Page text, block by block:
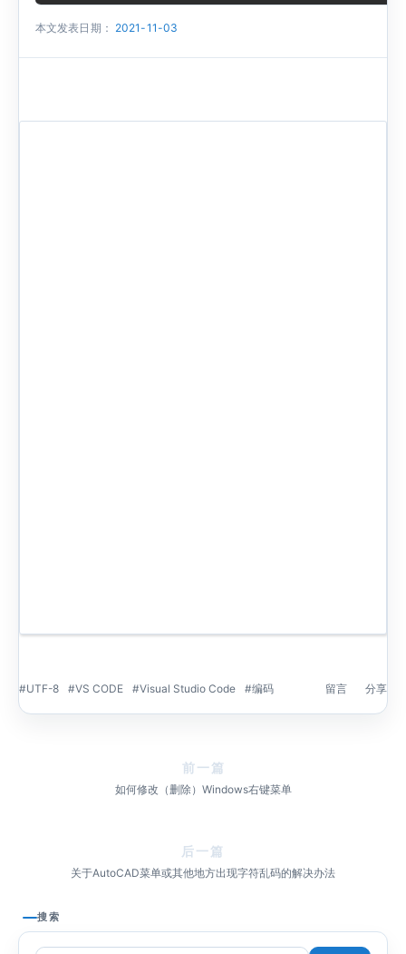
本文发表日期： 2021-11-03
分享
留言
UTF-8 VS CODE Visual Studio Code 编码
前一篇
如何修改（删除）Windows右键菜单
后一篇
关于AutoCAD菜单或其他地方出现字符乱码的解决办法
搜索